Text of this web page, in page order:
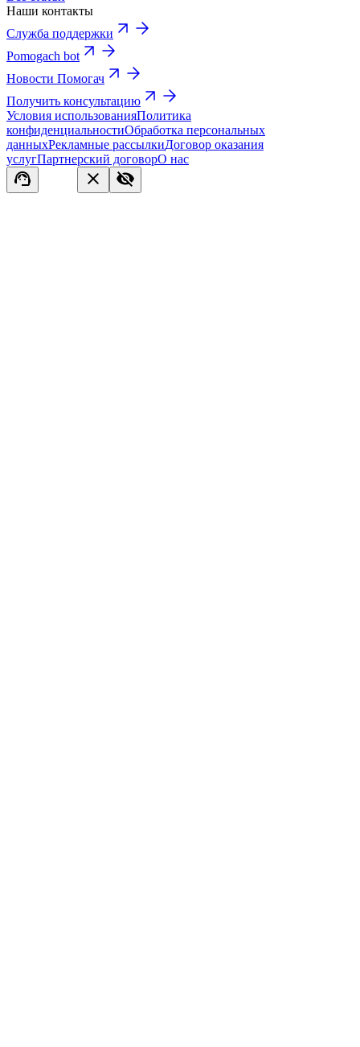
Наши контакты
Служба поддержки
Pomogach bot
Новости Помогач
Получить консультацию
Условия использованияПолитика
конфиденциальностиОбработка персональных
данныхРекламные рассылкиДоговор оказания
услугПартнерский договорО нас